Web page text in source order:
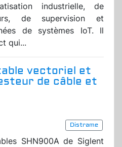
industrielle, de
de supervision et
de systèmes IoT. Il
qui...
vectoriel et
de câble et
Distrame
SHN900A de Siglent